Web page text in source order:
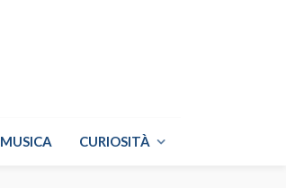
MUSICA CURIOSITÀ